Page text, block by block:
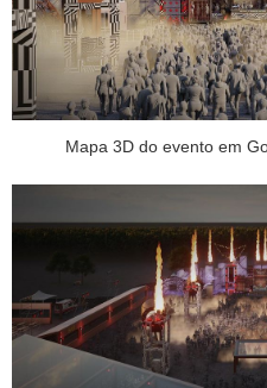
Mapa 3D do evento em